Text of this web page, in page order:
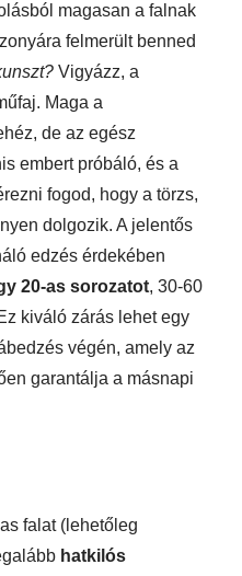
magasan a falnak
felmerült benned
Vigyázz, a
Maga a
de az egész
embert próbáló, és a
fogod, hogy a törzs,
dolgozik. A jelentős
edzés érdekében
20-as sorozatot, 30-60
kiváló zárás lehet egy
végén, amely az
garantálja a másnapi
falat (lehetőleg
hatkilós